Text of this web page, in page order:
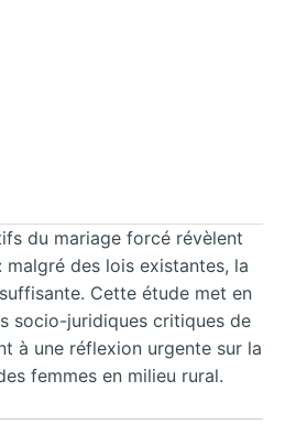
du mariage forcé révèlent
des lois existantes, la
Cette étude met en
socio-juridiques critiques de
à une réflexion urgente sur la
femmes en milieu rural.